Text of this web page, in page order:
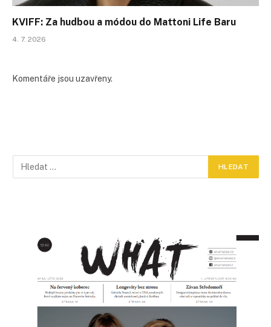
KVIFF: Za hudbou a módou do Mattoni Life Baru
4. 7. 2026
Komentáře jsou uzavřeny.